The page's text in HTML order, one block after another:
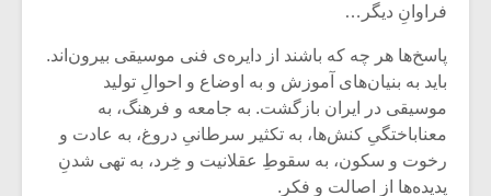
فراوانِ دیگر…
پاسخ‌ها هر چه که باشند از دایره‌ی فنی موسیقی بیرون‌اند.
باید به بنیان‌های آموزش و به اوضاع و احوالِ تولید
موسیقی در ایران بازگشت. به جامعه و فرهنگ، به
معناباختگیِ کنش‌ها، به تکثیر سرطانیِ دروغ، به عادت و
رخوت و سکون، به سقوطِ عقلانیت و خِرد، به تهی شدنِ
پدیده‌ها از اصالت و فکر.